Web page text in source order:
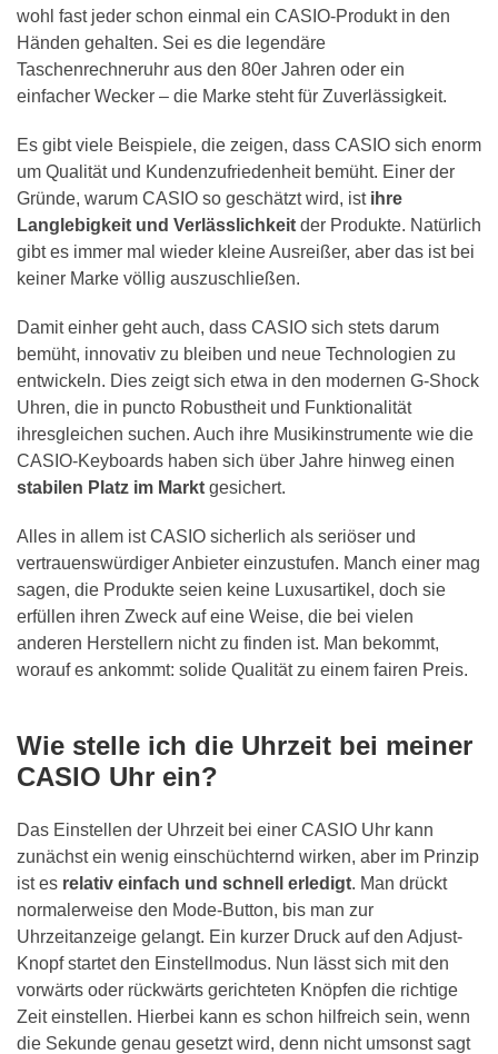
wohl fast jeder schon einmal ein CASIO-Produkt in den
Händen gehalten. Sei es die legendäre
Taschenrechneruhr aus den 80er Jahren oder ein
einfacher Wecker – die Marke steht für Zuverlässigkeit.
Es gibt viele Beispiele, die zeigen, dass CASIO sich enorm
um Qualität und Kundenzufriedenheit bemüht. Einer der
Gründe, warum CASIO so geschätzt wird, ist ihre
Langlebigkeit und Verlässlichkeit der Produkte. Natürlich
gibt es immer mal wieder kleine Ausreißer, aber das ist bei
keiner Marke völlig auszuschließen.
Damit einher geht auch, dass CASIO sich stets darum
bemüht, innovativ zu bleiben und neue Technologien zu
entwickeln. Dies zeigt sich etwa in den modernen G-Shock
Uhren, die in puncto Robustheit und Funktionalität
ihresgleichen suchen. Auch ihre Musikinstrumente wie die
CASIO-Keyboards haben sich über Jahre hinweg einen
stabilen Platz im Markt gesichert.
Alles in allem ist CASIO sicherlich als seriöser und
vertrauenswürdiger Anbieter einzustufen. Manch einer mag
sagen, die Produkte seien keine Luxusartikel, doch sie
erfüllen ihren Zweck auf eine Weise, die bei vielen
anderen Herstellern nicht zu finden ist. Man bekommt,
worauf es ankommt: solide Qualität zu einem fairen Preis.
Wie stelle ich die Uhrzeit bei meiner
CASIO Uhr ein?
Das Einstellen der Uhrzeit bei einer CASIO Uhr kann
zunächst ein wenig einschüchternd wirken, aber im Prinzip
ist es relativ einfach und schnell erledigt. Man drückt
normalerweise den Mode-Button, bis man zur
Uhrzeitanzeige gelangt. Ein kurzer Druck auf den Adjust-
Knopf startet den Einstellmodus. Nun lässt sich mit den
vorwärts oder rückwärts gerichteten Knöpfen die richtige
Zeit einstellen. Hierbei kann es schon hilfreich sein, wenn
die Sekunde genau gesetzt wird, denn nicht umsonst sagt